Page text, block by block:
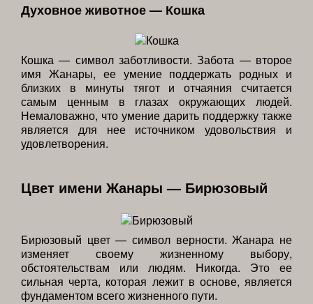
Духовное животное — Кошка
Кошка — символ заботливости. Забота — второе
имя Жанары, ее умение поддержать родных и
близких в минуты тягот и отчаяния считается
самым ценным в глазах окружающих людей.
Немаловажно, что умение дарить поддержку также
является для нее источником удовольствия и
удовлетворения.
Цвет имени Жанары — Бирюзовый
Бирюзовый цвет — символ верности. Жанара не
изменяет своему жизненному выбору,
обстоятельствам или людям. Никогда. Это ее
сильная черта, которая лежит в основе, является
фундаментом всего жизненного пути.